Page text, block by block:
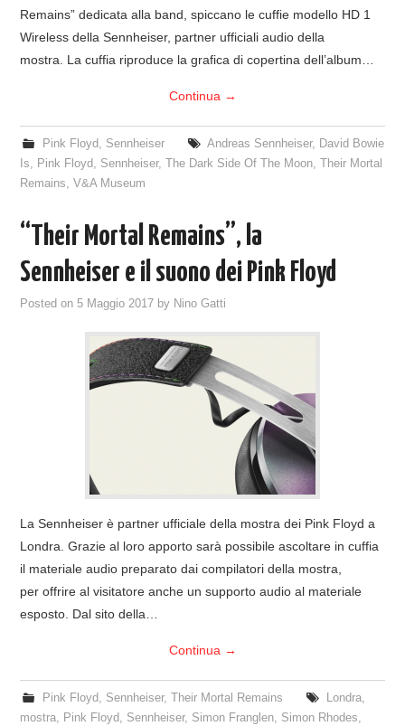
CONTATTI
POLICY/COOKIES
Remains” dedicata alla band, spiccano le cuffie modello HD 1
Wireless della Sennheiser, partner ufficiali audio della
mostra. La cuffia riproduce la grafica di copertina dell’album…
Continua →
Pink Floyd, Sennheiser Andreas Sennheiser, David Bowie
Is, Pink Floyd, Sennheiser,The Dark Side Of The Moon,Their Mortal
Remains,V&A Museum
“Their Mortal Remains”, la
Sennheiser e il suono dei Pink Floyd
Posted on5 Maggio 2017 by Nino Gatti
La Sennheiser è partner ufficiale della mostra dei Pink Floyd a
Londra. Grazie al loro apporto sarà possibile ascoltare in cuffia
il materiale audio preparato dai compilatori della mostra,
per offrire al visitatore anche un supporto audio al materiale
esposto. Dal sito della…
Continua →
Pink Floyd, Sennheiser, Their Mortal Remains Londra,
mostra, Pink Floyd, Sennheiser, Simon Franglen, Simon Rhodes,